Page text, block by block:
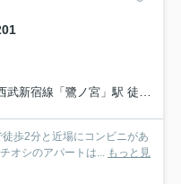
武新宿線「鷺ノ宮」駅 徒歩15分
歩2分と近場にコンビニがあ
オシのアパートは... もっと見